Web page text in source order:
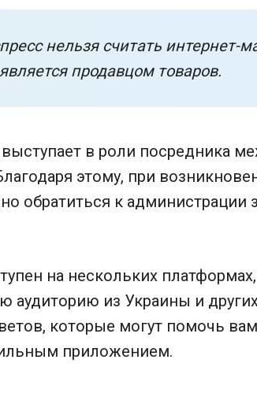
нельзя считать интернет-
продавцом товаров.
в роли посредника
этому, при
обратиться к
на нескольких
аудиторию из Украины и
которые могут помочь
приложением.